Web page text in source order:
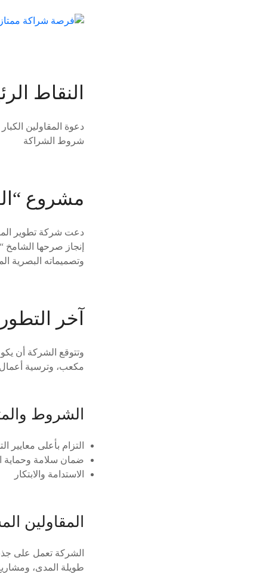
النقاط
دعوة المقاولين الكبار
شروط الشراكة
مشروع
دعت شركة تطوير
إنجاز صرحها الشامخ
وتصميماته البصرية
آخر
مكعب، وترسية أعمال
الشروط
التزام بأعلى معايير
ضمان سلامة وحماية
الاستدامة والابتكار
المقاولين
الشركة تعمل على جذب
طويلة المدى،